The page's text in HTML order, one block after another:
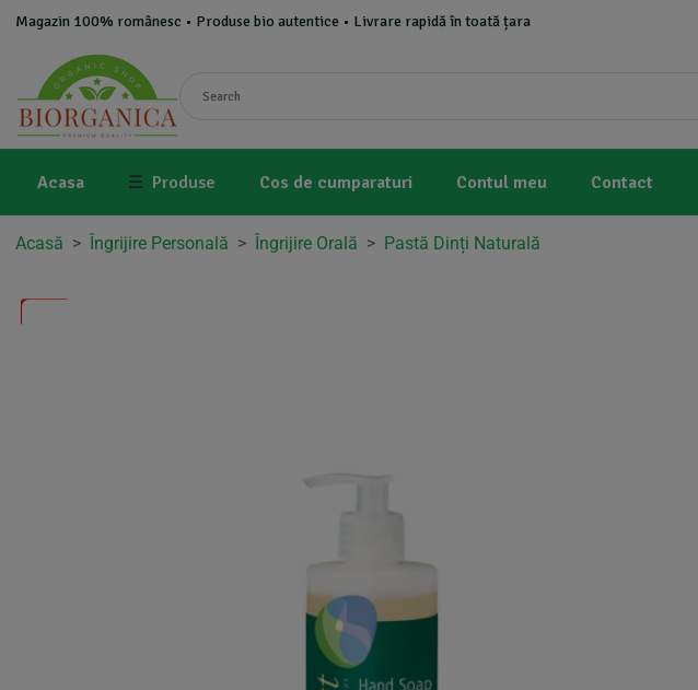
Magazin 100% românesc • Produse bio autentice • Livrare rapidă în toată țara
Acasa ☰ Produse Cos de cumparaturi Contul meu Contact
Acasă > Îngrijire Personală > Îngrijire Orală > Pastă Dinți Naturală